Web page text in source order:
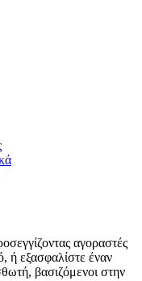
αγοραστές
ή εξασφαλίστε έναν
βασιζόμενοι στην